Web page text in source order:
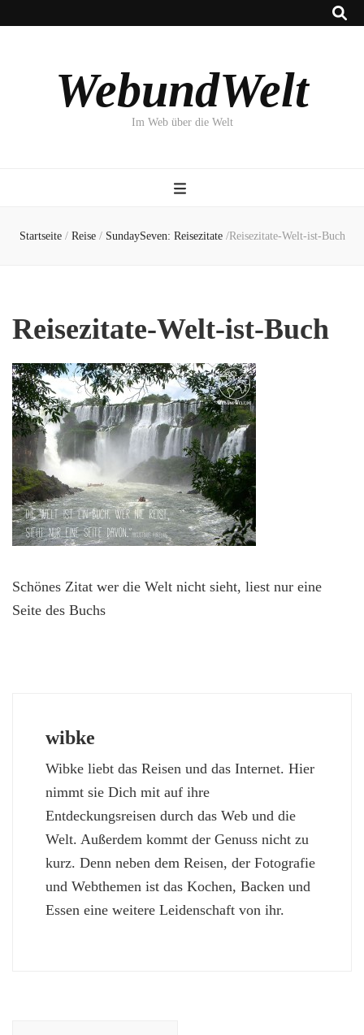
WebundWelt
Im Web über die Welt
Startseite / Reise / SundaySeven: Reisezitate /Reisezitate-Welt-ist-Buch
Reisezitate-Welt-ist-Buch
Schönes Zitat wer die Welt nicht sieht, liest nur eine
Seite des Buchs
wibke
Wibke liebt das Reisen und das Internet. Hier
nimmt sie Dich mit auf ihre
Entdeckungsreisen durch das Web und die
Welt. Außerdem kommt der Genuss nicht zu
kurz. Denn neben dem Reisen, der Fotografie
und Webthemen ist das Kochen, Backen und
Essen eine weitere Leidenschaft von ihr.